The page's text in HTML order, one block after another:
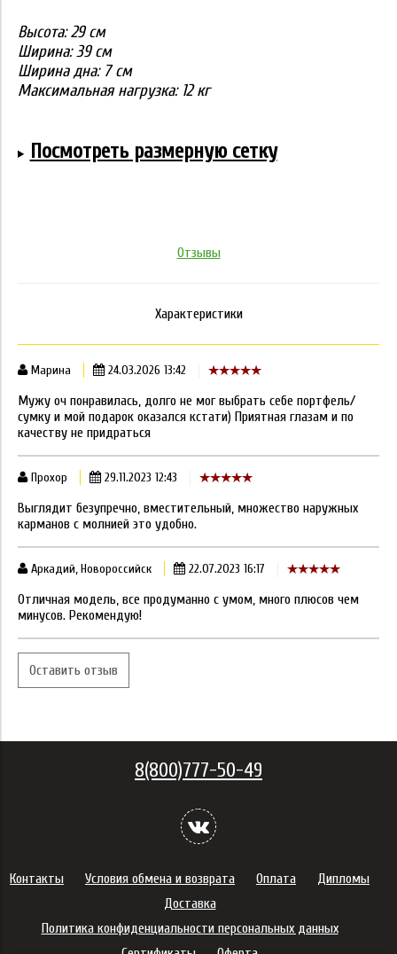
Высота:29 см
Ширина:39 см
Ширина дна: 7см
Максимальная нагрузка: 12 кг
Посмотреть размерную сетку
Отзывы
Характеристики
Марина 24.03.2026 13:42
Мужу оч понравилась, долго не мог выбрать себе портфель/
сумку и мой подарок оказался кстати) Приятная глазам и по
качеству не придраться
Прохор 29.11.2023 12:43
Выглядит безупречно, вместительный, множество наружных
карманов с молнией это удобно.
Аркадий, Новороссийск 22.07.2023 16:17
Отличная модель, все продуманно с умом, много плюсов чем
минусов. Рекомендую!
Оставить отзыв
8(800)777-50-49
Контакты Условия обмена и возврата Оплата
Дипломы
Доставка
Политика конфиденциальности персональных данных